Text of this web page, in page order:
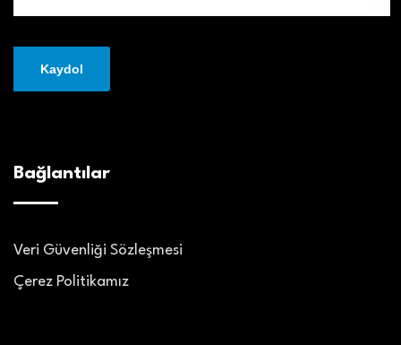
Bağlantılar
Veri Güvenliği Sözleşmesi
Çerez Politikamız